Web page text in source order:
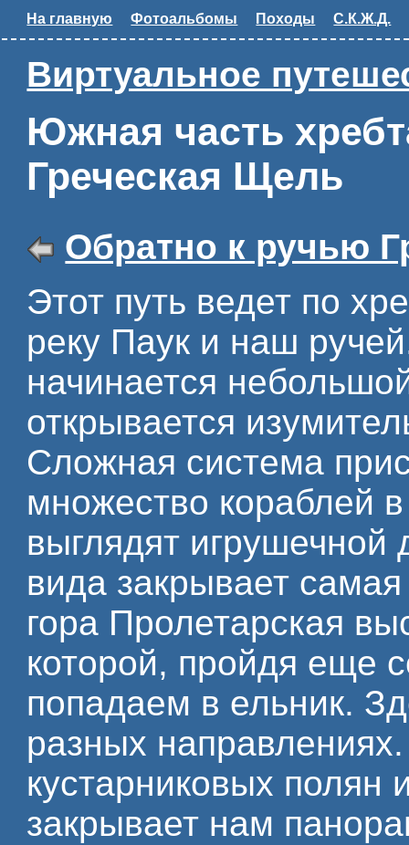
На главную Фотоальбомы Походы С.К.Ж.Д.
Виртуальное
Южная часть
Греческая Щель
Обратно к ручью
Этот путь ведет по
реку Паук и наш
начинается
открывается
Сложная система
множество кораблей
выглядят
вида закрывает
гора Пролетарская
которой, пройдя еще
попадаем в ельник.
разных
кустарниковых полян
закрывает нам